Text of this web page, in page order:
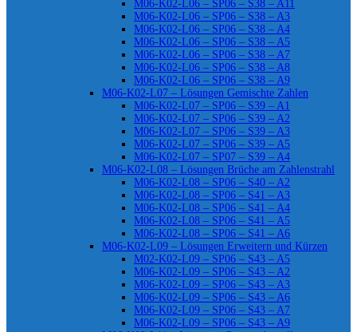
M06-K02-L06 – SP06 – S38 – A11
M06-K02-L06 – SP06 – S38 – A3
M06-K02-L06 – SP06 – S38 – A4
M06-K02-L06 – SP06 – S38 – A5
M06-K02-L06 – SP06 – S38 – A7
M06-K02-L06 – SP06 – S38 – A8
M06-K02-L06 – SP06 – S38 – A9
M06-K02-L07 – Lösungen Gemischte Zahlen
M06-K02-L07 – SP06 – S39 – A1
M06-K02-L07 – SP06 – S39 – A2
M06-K02-L07 – SP06 – S39 – A3
M06-K02-L07 – SP06 – S39 – A5
M06-K02-L07 – SP07 – S39 – A4
M06-K02-L08 – Lösungen Brüche am Zahlenstrahl
M06-K02-L08 – SP06 – S40 – A2
M06-K02-L08 – SP06 – S41 – A3
M06-K02-L08 – SP06 – S41 – A4
M06-K02-L08 – SP06 – S41 – A5
M06-K02-L08 – SP06 – S41 – A6
M06-K02-L09 – Lösungen Erweitern und Kürzen
M02-K02-L09 – SP06 – S43 – A5
M06-K02-L09 – SP06 – S43 – A2
M06-K02-L09 – SP06 – S43 – A3
M06-K02-L09 – SP06 – S43 – A6
M06-K02-L09 – SP06 – S43 – A7
M06-K02-L09 – SP06 – S43 – A9